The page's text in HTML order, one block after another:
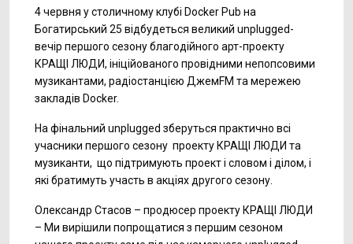
4 червня у столичному клубі Docker Pub на
Богатирський 25 відбудеться великий unplugged-
вечір першого сезону благодійного арт-проекту
КРАЩІ ЛЮДИ, ініційованого провідними непопсовими
музикантами, радіостанцією ДжемFM та мережею
закладів Docker.
На фінальний unplugged зберуться практично всі
учасники першого сезону проекту КРАЩІ ЛЮДИ та
музиканти, що підтримують проект і словом і ділом, і
які братимуть участь в акціях другого сезону.
Олександр Стасов – продюсер проекту КРАЩІ ЛЮДИ
– Ми вирішили попрощатися з першим сезоном